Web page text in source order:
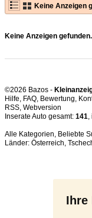
Ihre
Keine Anzeigen
Keine Anzeigen gefunden.
©2026 Bazos -
Hilfe, FAQ, Bewertung,
RSS,
Inserate Auto gesamt: 141,
Alle Kategorien, Beliebte
Länder: Österreich,